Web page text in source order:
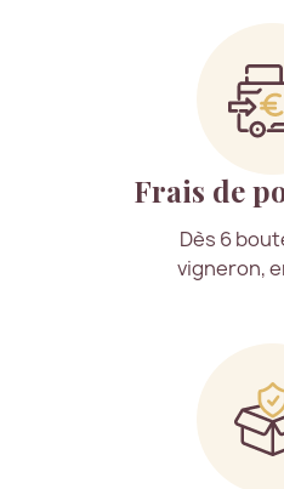
Frais de
Dès 6
vigneron,